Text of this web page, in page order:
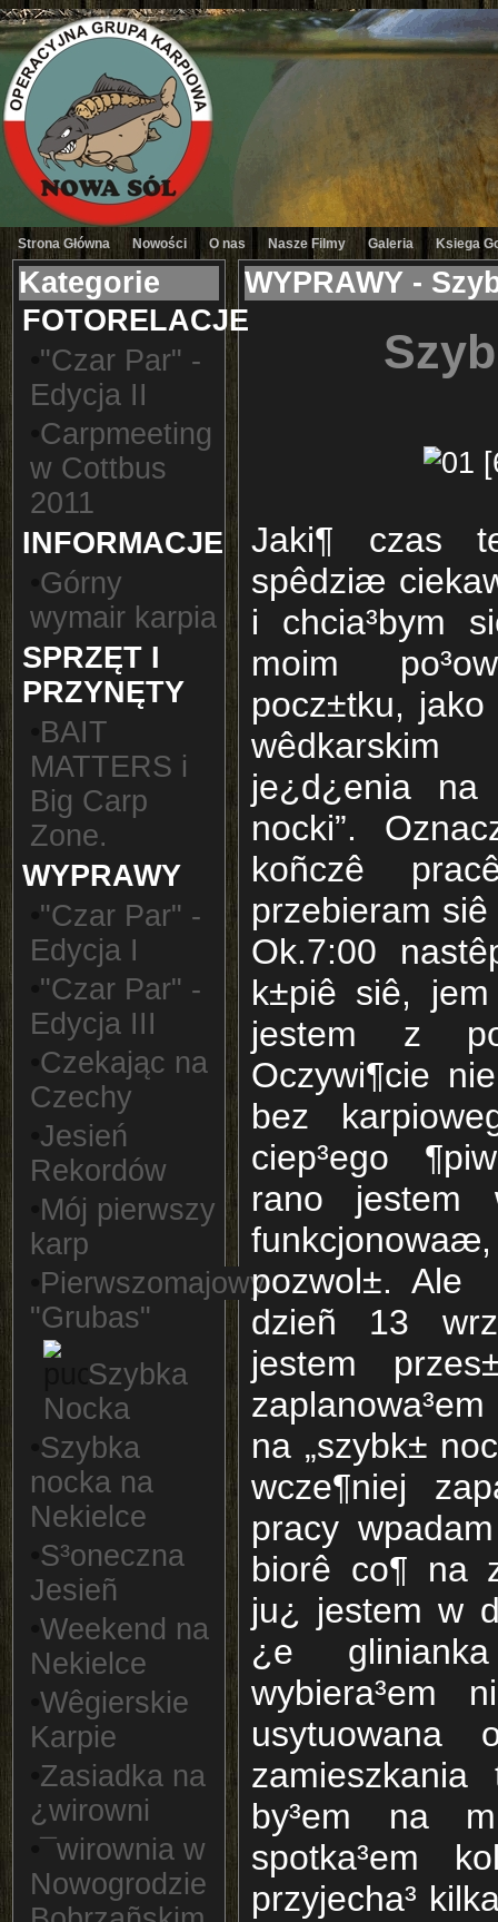
Strona Główna Nowości O nas Nasze Filmy Galeria Ksiega
Kategorie
FOTORELACJE
"Czar Par" -
Edycja II
Carpmeeting
w Cottbus
2011
INFORMACJE
Górny
wymair karpia
SPRZĘT I
PRZYNĘTY
BAIT
MATTERS i
Big Carp
Zone.
WYPRAWY
"Czar Par" -
Edycja I
"Czar Par" -
Edycja III
Czekając na
Czechy
Jesień
Rekordów
Mój pierwszy
karp
Pierwszomajowy
"Grubas"
Szybka
Nocka
Szybka
nocka na
Nekielce
S³oneczna
Jesieñ
Weekend na
Nekielce
Wêgierskie
Karpie
Zasiadka na
¿wirowni
¯wirownia w
Nowogrodzie
WYPRAWY -
Jaki¶ czas
spêdziæ
i chcia³bym
moim
pocz±tku,
je¿d¿enia na
nocki”.
koñczê
przebieram
Ok.7:00
k±piê siê,
jestem z
Oczywi¶cie
bez
ciep³ego
rano jestem
pozwol±. Ale
dzieñ 13
jestem
na „szybk±
wcze¶niej
pracy
biorê co¶ na
ju¿ jestem w
¿e
wybiera³em
usytuowana
by³em na
spotka³em
przyjecha³